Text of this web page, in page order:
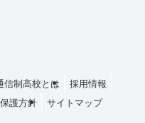
信制高校とは
採用情報
護方針 サイトマップ